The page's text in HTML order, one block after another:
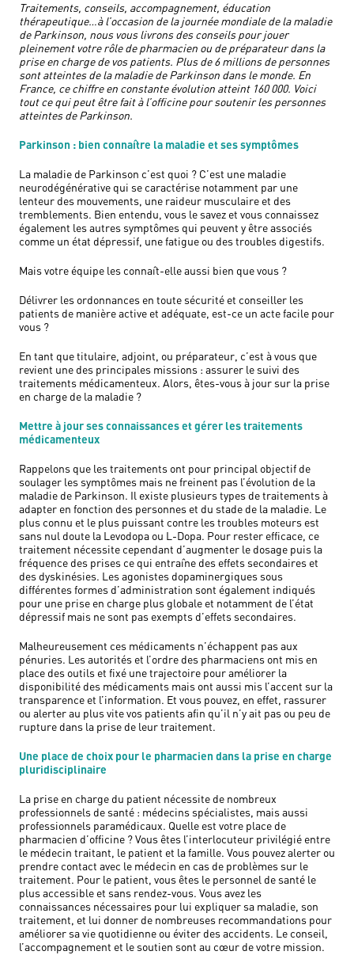
Traitements, conseils, accompagnement, éducation
thérapeutique…à l’occasion de la journée mondiale de la maladie
de Parkinson, nous vous livrons des conseils pour jouer
pleinement votre rôle de pharmacien ou de préparateur dans la
prise en charge de vos patients. Plus de 6 millions de personnes
sont atteintes de la maladie de Parkinson dans le monde. En
France, ce chiffre en constante évolution atteint 160 000. Voici
tout ce qui peut être fait à l’officine pour soutenir les personnes
atteintes de Parkinson.
Parkinson : bien connaître la maladie et ses symptômes
La maladie de Parkinson c’est quoi ? C’est une maladie
neurodégénérative qui se caractérise notamment par une
lenteur des mouvements, une raideur musculaire et des
tremblements. Bien entendu, vous le savez et vous connaissez
également les autres symptômes qui peuvent y être associés
comme un état dépressif, une fatigue ou des troubles digestifs.
Mais votre équipe les connaît-elle aussi bien que vous ?
Délivrer les ordonnances en toute sécurité et conseiller les
patients de manière active et adéquate, est-ce un acte facile pour
vous ?
En tant que titulaire, adjoint, ou préparateur, c’est à vous que
revient une des principales missions : assurer le suivi des
traitements médicamenteux. Alors, êtes-vous à jour sur la prise
en charge de la maladie ?
Mettre à jour ses connaissances et gérer les traitements
médicamenteux
Rappelons que les traitements ont pour principal objectif de
soulager les symptômes mais ne freinent pas l’évolution de la
maladie de Parkinson. Il existe plusieurs types de traitements à
adapter en fonction des personnes et du stade de la maladie. Le
plus connu et le plus puissant contre les troubles moteurs est
sans nul doute la Levodopa ou L-Dopa. Pour rester efficace, ce
traitement nécessite cependant d’augmenter le dosage puis la
fréquence des prises ce qui entraîne des effets secondaires et
des dyskinésies. Les agonistes dopaminergiques sous
différentes formes d’administration sont également indiqués
pour une prise en charge plus globale et notamment de l’état
dépressif mais ne sont pas exempts d’effets secondaires.
Malheureusement ces médicaments n’échappent pas aux
pénuries. Les autorités et l’ordre des pharmaciens ont mis en
place des outils et fixé une trajectoire pour améliorer la
disponibilité des médicaments mais ont aussi mis l’accent sur la
transparence et l’information. Et vous pouvez, en effet, rassurer
ou alerter au plus vite vos patients afin qu’il n’y ait pas ou peu de
rupture dans la prise de leur traitement.
Une place de choix pour le pharmacien dans la prise en charge
pluridisciplinaire
La prise en charge du patient nécessite de nombreux
professionnels de santé : médecins spécialistes, mais aussi
professionnels paramédicaux. Quelle est votre place de
pharmacien d’officine ? Vous êtes l’interlocuteur privilégié entre
le médecin traitant, le patient et la famille. Vous pouvez alerter ou
prendre contact avec le médecin en cas de problèmes sur le
traitement. Pour le patient, vous êtes le personnel de santé le
plus accessible et sans rendez-vous. Vous avez les
connaissances nécessaires pour lui expliquer sa maladie, son
traitement, et lui donner de nombreuses recommandations pour
améliorer sa vie quotidienne ou éviter des accidents. Le conseil,
l’accompagnement et le soutien sont au cœur de votre mission.